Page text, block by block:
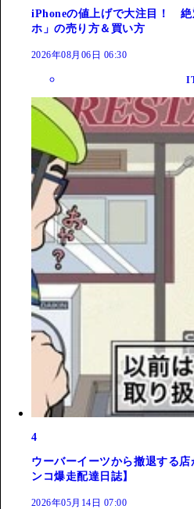
iPhoneの値上げで大注目！ 絶
ホ」の売り方＆買い方
2026年08月06日 06:30
4
ウーバーイーツから撤退する
ンコ爆走配達日誌】
2026年05月14日 07:00